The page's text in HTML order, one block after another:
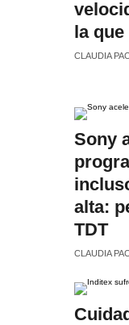
la
CLAUDIA
Sony
alta:
TDT
CLAUDIA